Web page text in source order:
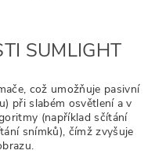
SUMLIGHT
což umožňuje pasivní
při slabém osvětlení a v
(například sčítání
snímků), čímž zvyšuje